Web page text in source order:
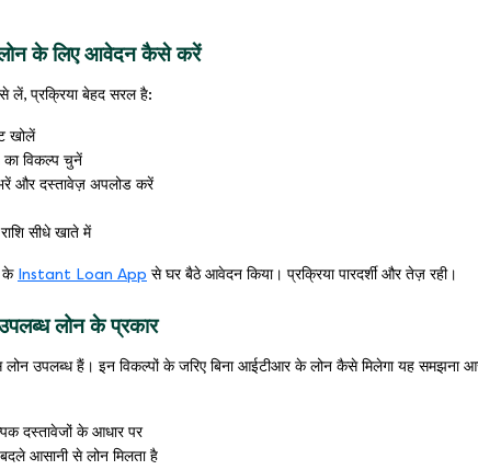
के लिए आवेदन कैसे करें
लें, प्रक्रिया बेहद सरल है:
खोलें
विकल्प चुनें
भरें और दस्तावेज़ अपलोड करें
सीधे खाते में
के Instant Loan App से घर बैठे आवेदन किया। प्रक्रिया पारदर्शी और तेज़ रही।
लोन के प्रकार
उपलब्ध हैं। इन विकल्पों के जरिए बिना आईटीआर के लोन कैसे मिलेगा यह समझना
दस्तावेजों के आधार पर
आसानी से लोन मिलता है